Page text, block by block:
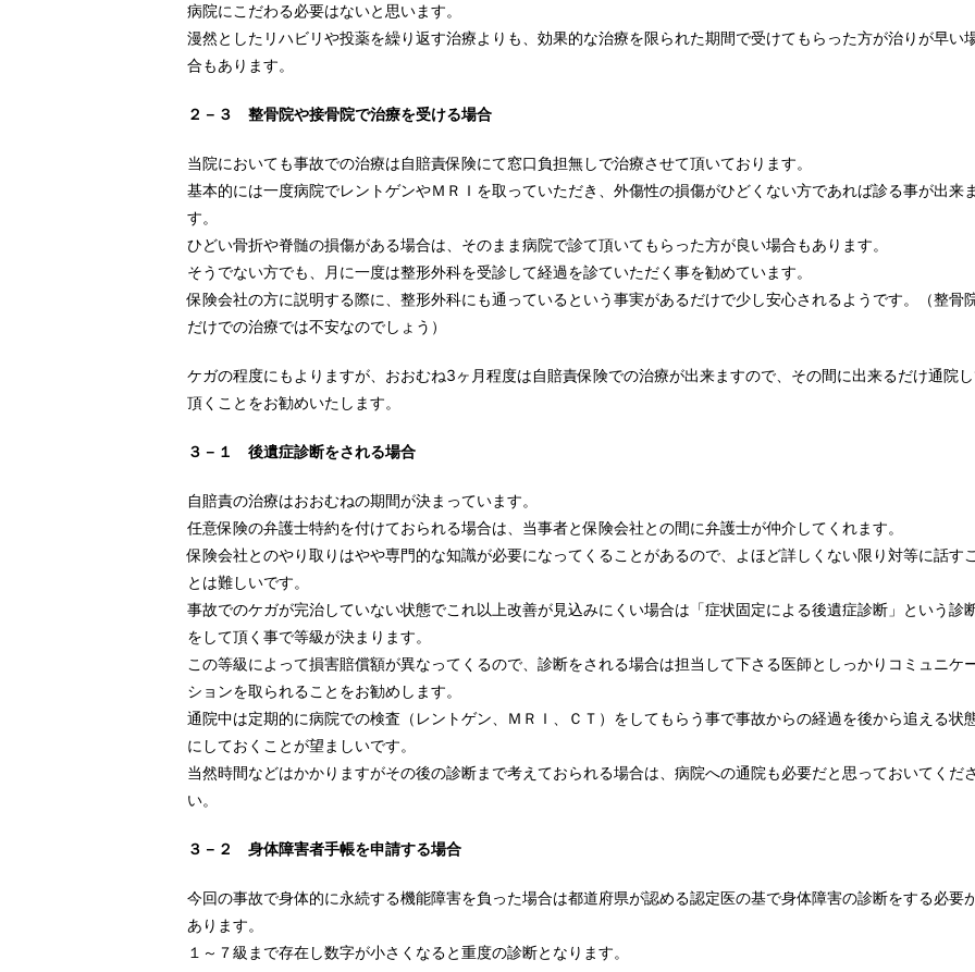
病院にこだわる必要はないと思います。
漫然としたリハビリや投薬を繰り返す治療よりも、効果的な治療を限られた期間で受けてもらった方が治りが早い
合もあります。
２－３ 整骨院や接骨院で治療を受ける場合
当院においても事故での治療は自賠責保険にて窓口負担無しで治療させて頂いております。
基本的には一度病院でレントゲンやＭＲＩを取っていただき、外傷性の損傷がひどくない方であれば診る事が出来ま
す。
ひどい骨折や脊髄の損傷がある場合は、そのまま病院で診て頂いてもらった方が良い場合もあります。
そうでない方でも、月に一度は整形外科を受診して経過を診ていただく事を勧めています。
保険会社の方に説明する際に、整形外科にも通っているという事実があるだけで少し安心されるようです。（整骨
だけでの治療では不安なのでしょう）
ケガの程度にもよりますが、おおむね3ヶ月程度は自賠責保険での治療が出来ますので、その間に出来るだけ通院
頂くことをお勧めいたします。
３－１ 後遺症診断をされる場合
自賠責の治療はおおむねの期間が決まっています。
任意保険の弁護士特約を付けておられる場合は、当事者と保険会社との間に弁護士が仲介してくれます。
保険会社とのやり取りはやや専門的な知識が必要になってくることがあるので、よほど詳しくない限り対等に話すこ
とは難しいです。
事故でのケガが完治していない状態でこれ以上改善が見込みにくい場合は「症状固定による後遺症診断」という診
をして頂く事で等級が決まります。
この等級によって損害賠償額が異なってくるので、診断をされる場合は担当して下さる医師としっかりコミュニケ
ションを取られることをお勧めします。
通院中は定期的に病院での検査（レントゲン、ＭＲＩ、ＣＴ）をしてもらう事で事故からの経過を後から追える状
にしておくことが望ましいです。
当然時間などはかかりますがその後の診断まで考えておられる場合は、病院への通院も必要だと思っておいてくださ
い。
３－２ 身体障害者手帳を申請する場合
今回の事故で身体的に永続する機能障害を負った場合は都道府県が認める認定医の基で身体障害の診断をする必要
あります。
１～７級まで存在し数字が小さくなると重度の診断となります。